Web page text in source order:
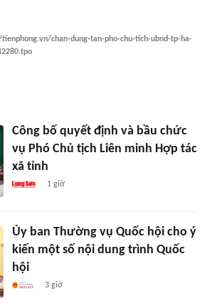
chan-dung-tan-pho-chu-tich-ubnd-tp-ha-
Công bố quyết định và bầu chức
vụ Phó Chủ tịch Liên minh Hợp tác
xã tỉnh
1 giờ
Ủy ban Thường vụ Quốc hội cho ý
kiến một số nội dung trình Quốc
hội
3 giờ